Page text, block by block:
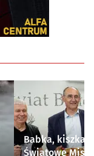
Babka, kiszka i
Światowe